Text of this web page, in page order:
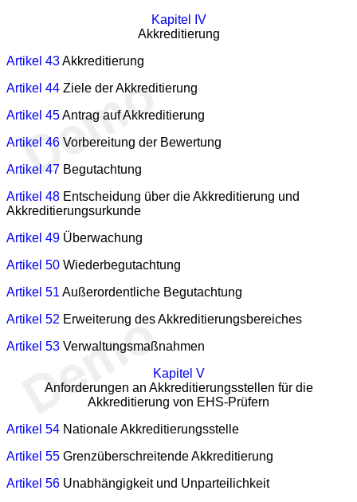
Kapitel IV
Akkreditierung
Artikel 43Akkreditierung
Artikel 44 Ziele der Akkreditierung
Artikel 45Antrag auf Akkreditierung
Artikel 46 Vorbereitung der Bewertung
Artikel 47 Begutachtung
Artikel 48 Entscheidung über die Akkreditierung und
Akkreditierungsurkunde
Artikel 49 Überwachung
Artikel 50 Wiederbegutachtung
Artikel 51 Außerordentliche Begutachtung
Artikel 52 Erweiterung des Akkreditierungsbereiches
Artikel 53 Verwaltungsmaßnahmen
Kapitel V
Anforderungen an Akkreditierungsstellen für die
Akkreditierung von EHS-Prüfern
Artikel 54 Nationale Akkreditierungsstelle
Artikel 55 Grenzüberschreitende Akkreditierung
Artikel 56 Unabhängigkeit und Unparteilichkeit